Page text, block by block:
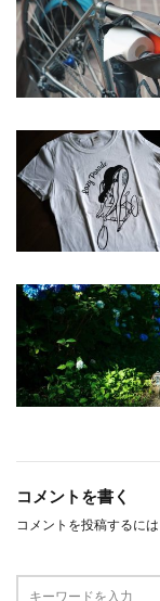
コメントを書く
コメントを投稿するには